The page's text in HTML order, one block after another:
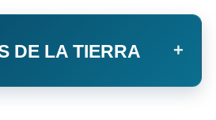
DE LA TIERRA +